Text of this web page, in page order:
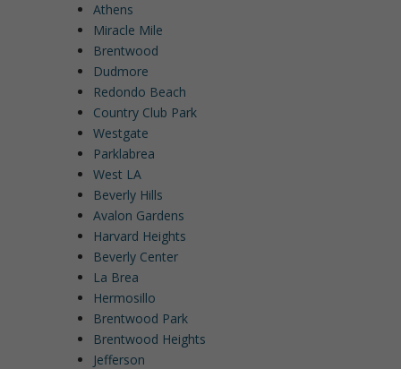
Athens
Miracle Mile
Brentwood
Dudmore
Redondo Beach
Country Club Park
Westgate
Parklabrea
West LA
Beverly Hills
Avalon Gardens
Harvard Heights
Beverly Center
La Brea
Hermosillo
Brentwood Park
Brentwood Heights
Jefferson